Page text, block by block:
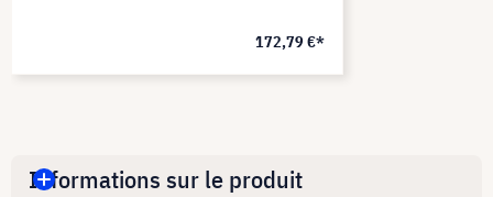
172,79 €*
Informations sur le produit